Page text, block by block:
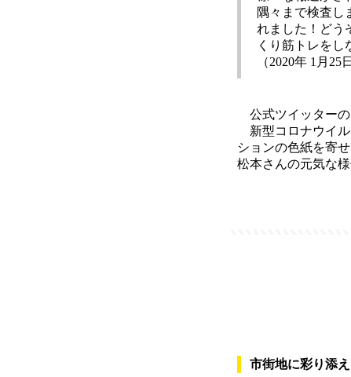
隅々まで検査し
れました！どう
くり筋トレをし
（2020年 1月
公式ツイッターの
新型コロナウイル
ションの色紙を寄
松本さんの元気な
市街地に彩り添